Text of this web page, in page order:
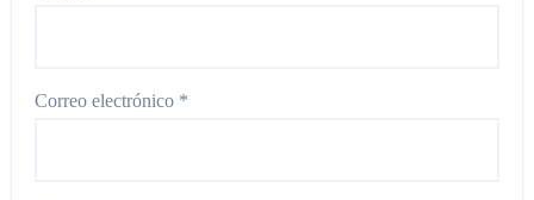
Correo electrónico *